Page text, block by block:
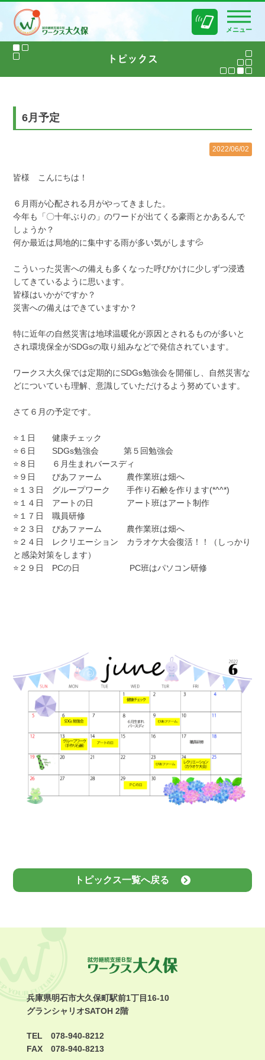
メニュー
6月予定
2022/06/02
皆様 こんにちは！
６月雨が心配される月がやってきました。
今年も「〇十年ぶりの」のワードが出てくる豪雨とかあるんで
しょうか？
何か最近は局地的に集中する雨が多い気がします💦
こういった災害への備えも多くなった呼びかけに少しずつ浸透
してきているように思います。
皆様はいかがですか？
災害への備えはできていますか？
特に近年の自然災害は地球温暖化が原因とされるものが多いと
され環境保全がSDGsの取り組みなどで発信されています。
ワークス大久保では定期的にSDGs勉強会を開催し、自然災害な
どについていも理解、意識していただけるよう努めています。
さて６月の予定です。
⭐１日 健康チェック
⭐６日 SDGs勉強会 第５回勉強会
⭐８日 ６月生まれバースディ
⭐９日 ぴあファーム 農作業班は畑へ
⭐１３日 グループワーク 手作り石鹸を作ります(*^^*)
⭐１４日 アートの日 アート班はアート制作
⭐１７日 職員研修
⭐２３日 ぴあファーム 農作業班は畑へ
⭐２４日 レクリエーション カラオケ大会復活！！（しっかり
と感染対策をします）
⭐２９日 PCの日 PC班はパソコン研修
トピックス一覧へ戻る
兵庫県明石市大久保町駅前1丁目16-10
グランシャリオSATOH 2階
TEL 078-940-8212
FAX 078-940-8213